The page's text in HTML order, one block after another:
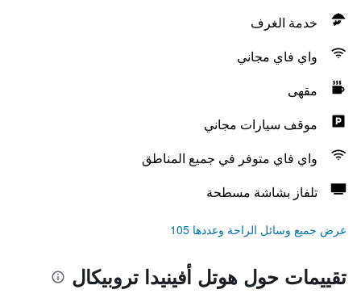
خدمة الغرف
واي فاي مجاني
مقهى
موقف سيارات مجاني
واي فاي متوفر في جميع المناطق
تلفاز بشاشة مسطحة
عرض جميع وسائل الراحة وعددها 105
تقييمات حول هوتل أفينيدا تروبيكال